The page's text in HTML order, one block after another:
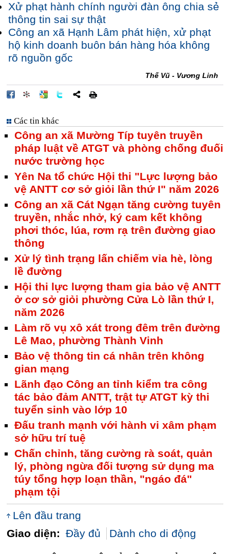
Xử phạt hành chính người đàn ông chia sẻ
thông tin sai sự thật
Công an xã Hạnh Lâm phát hiện, xử phạt
hộ kinh doanh buôn bán hàng hóa không
rõ nguồn gốc
Thế Vũ - Vương Linh
Các tin khác
Công an xã Mường Típ tuyên truyền
pháp luật về ATGT và phòng chống đuối
nước trường học
Yên Na tổ chức Hội thi "Lực lượng bảo
vệ ANTT cơ sở giỏi lần thứ I" năm 2026
Công an xã Cát Ngạn tăng cường tuyên
truyền, nhắc nhở, ký cam kết không
phơi thóc, lúa, rơm rạ trên đường giao
thông
Xử lý tình trạng lấn chiếm vỉa hè, lòng
lề đường
Hội thi lực lượng tham gia bảo vệ ANTT
ở cơ sở giỏi phường Cửa Lò lần thứ I,
năm 2026
Làm rõ vụ xô xát trong đêm trên đường
Lê Mao, phường Thành Vinh
Bảo vệ thông tin cá nhân trên không
gian mạng
Lãnh đạo Công an tỉnh kiểm tra công
tác bảo đảm ANTT, trật tự ATGT kỳ thi
tuyển sinh vào lớp 10
Đấu tranh mạnh với hành vi xâm phạm
sở hữu trí tuệ
Chấn chỉnh, tăng cường rà soát, quản
lý, phòng ngừa đối tượng sử dụng ma
túy tổng hợp loạn thần, "ngáo đá"
phạm tội
Lên đầu trang
Giao diện: Đầy đủ Dành cho di động